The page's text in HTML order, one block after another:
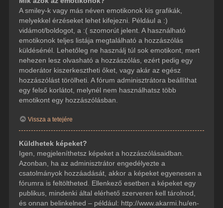
A smiley-k vagy más néven emotikonok kis grafikák,
melyekkel érzéseket lehet kifejezni. Például a :)
vidámot/boldogot, a :( szomorút jelent. A használható
emotikonok teljes listája megtalálható a hozzászólás
küldésénél. Lehetőleg ne használj túl sok emotikont, mert
nehezen lesz olvasható a hozzászólás, ezért pedig egy
moderátor kiszerkesztheti őket, vagy akár az egész
hozzászólást törölheti. A fórum adminisztrátora beállíthat
egy felső korlátot, melynél nem használhatsz több
emotikont egy hozzászólásban.
Vissza a tetejére
Küldhetek képeket?
Igen, megjeleníthetsz képeket a hozzászólásaidban.
Azonban, ha az adminisztrátor engedélyezte a
csatolmányok hozzáadását, akkor a képeket egyenesen a
fórumra is feltöltheted. Ellenkező esetben a képeket egy
publikus, mindenki által elérhető szerveren kell tárolnod,
és onnan belinkelned – például: http://www.akarmi.hu/en-